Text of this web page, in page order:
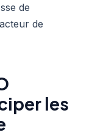
de
de
les